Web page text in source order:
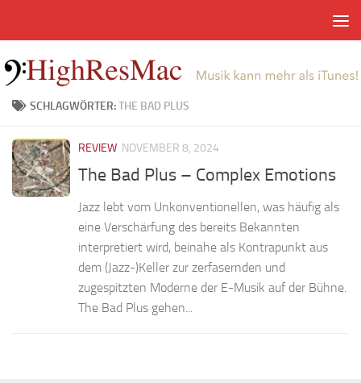
SCHLAGWÖRTER:THE BAD PLUS
REVIEW NOVEMBER 8, 2024
The Bad Plus – Complex Emotions
Jazz lebt vom Unkonventionellen, was häufig als
eine Verschärfung des bereits Bekannten
interpretiert wird, beinahe als Kontrapunkt aus
dem (Jazz-)Keller zur zerfasernden und
zugespitzten Moderne der E-Musik auf der Bühne.
The Bad Plus gehen...